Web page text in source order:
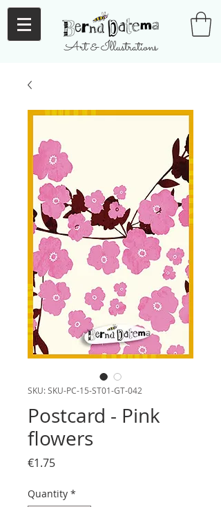
Art & Illustrations
SKU: SKU-PC-15-ST01-GT-042
Postcard - Pink
flowers
€1.75Price
Quantity *